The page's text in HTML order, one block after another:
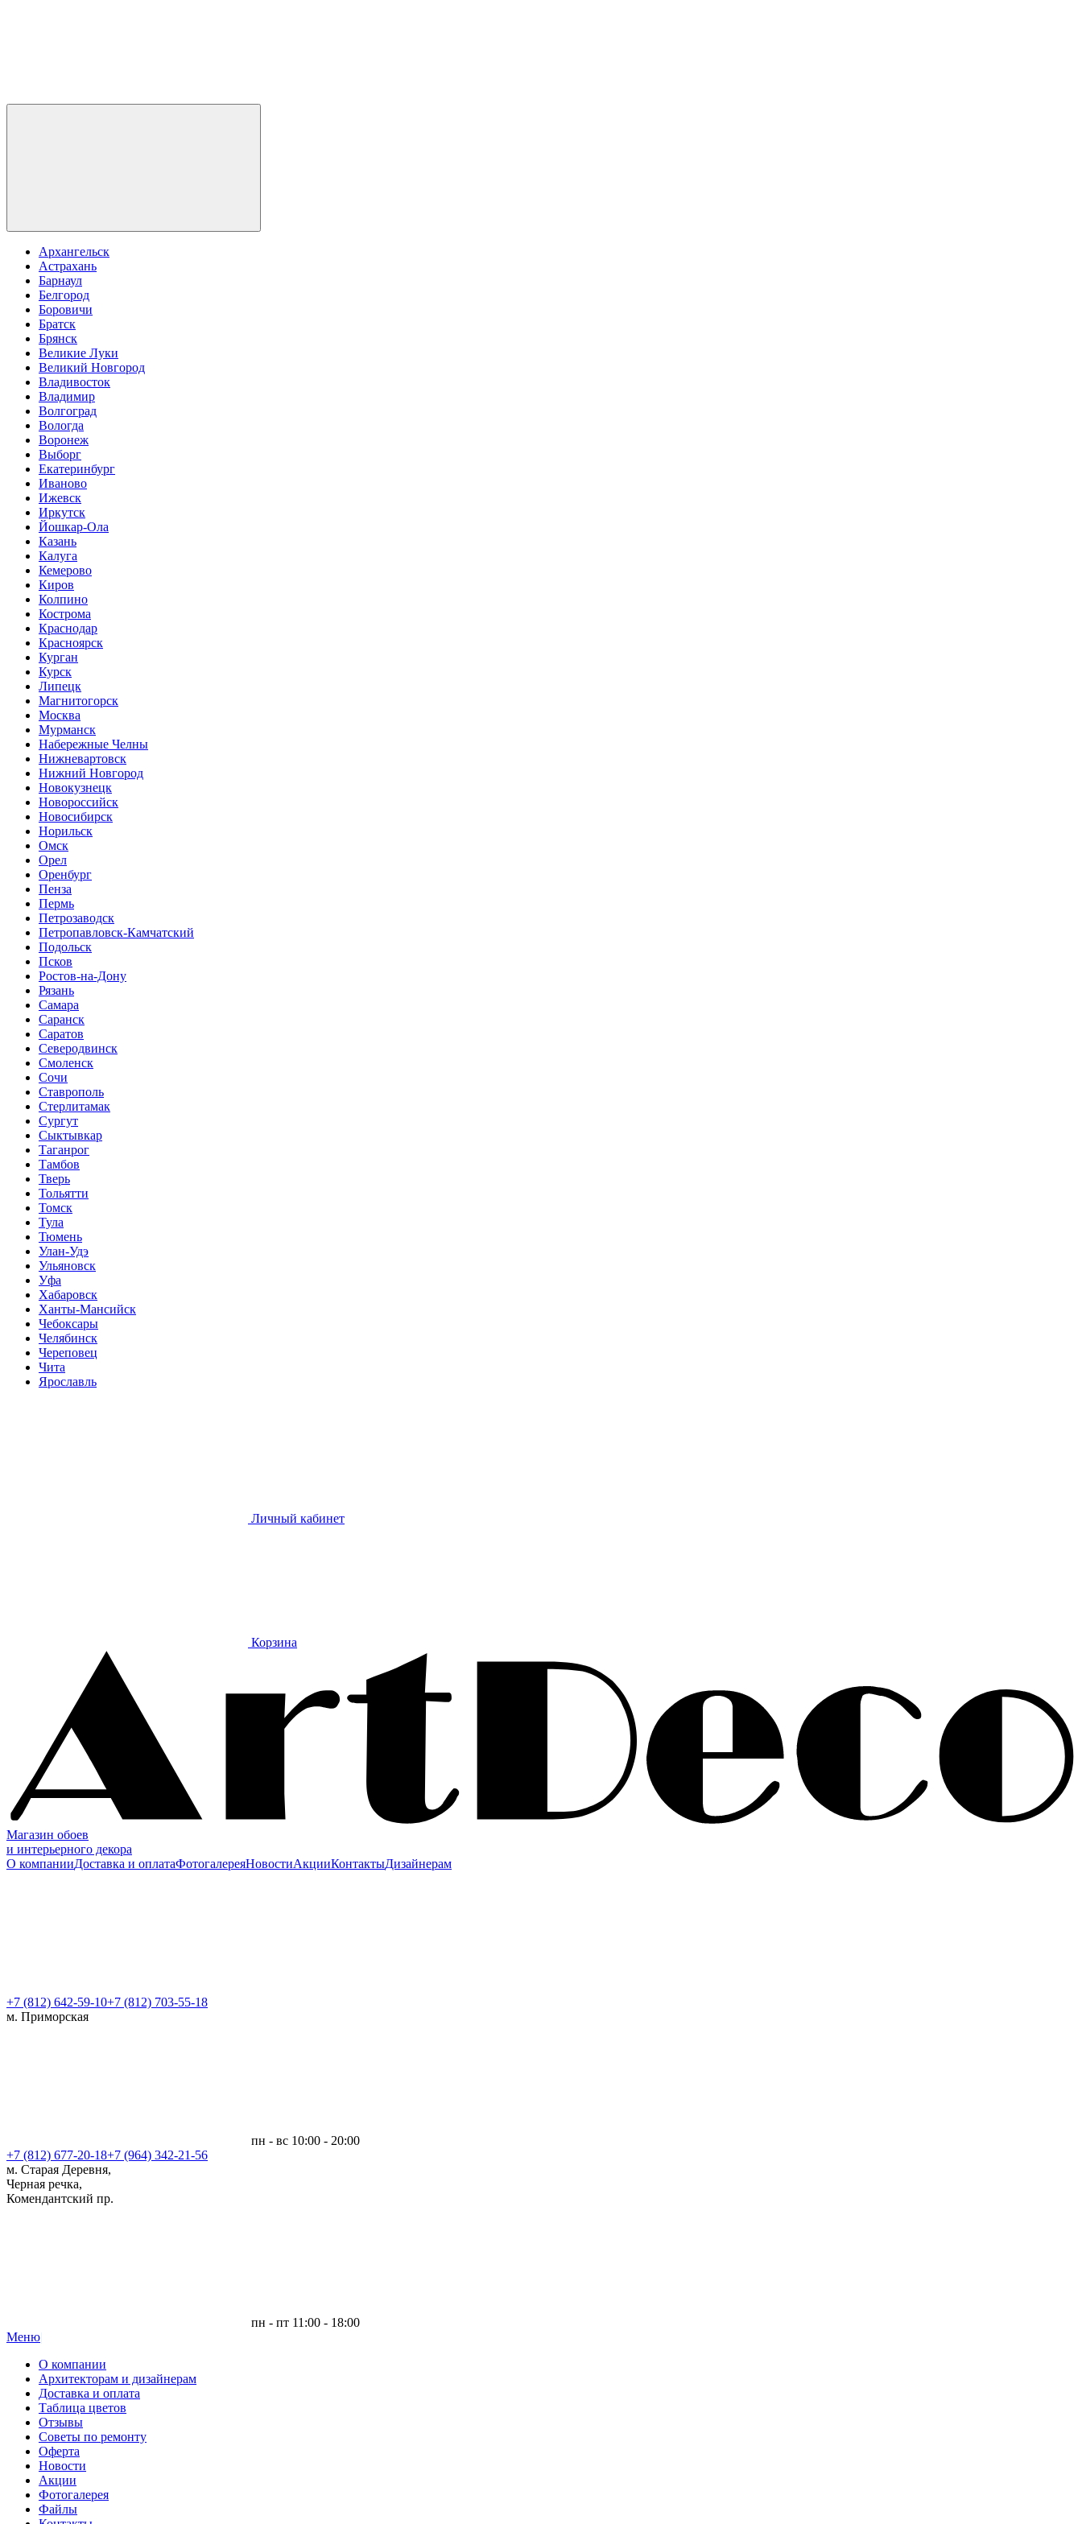
Архангельск
Астрахань
Барнаул
Белгород
Боровичи
Братск
Брянск
Великие Луки
Великий Новгород
Владивосток
Владимир
Волгоград
Вологда
Воронеж
Выборг
Екатеринбург
Иваново
Ижевск
Иркутск
Йошкар-Ола
Казань
Калуга
Кемерово
Киров
Колпино
Кострома
Краснодар
Красноярск
Курган
Курск
Липецк
Магнитогорск
Москва
Мурманск
Набережные Челны
Нижневартовск
Нижний Новгород
Новокузнецк
Новороссийск
Новосибирск
Норильск
Омск
Орел
Оренбург
Пенза
Пермь
Петрозаводск
Петропавловск-Камчатский
Подольск
Псков
Ростов-на-Дону
Рязань
Самара
Саранск
Саратов
Северодвинск
Смоленск
Сочи
Ставрополь
Стерлитамак
Сургут
Сыктывкар
Таганрог
Тамбов
Тверь
Тольятти
Томск
Тула
Тюмень
Улан-Удэ
Ульяновск
Уфа
Хабаровск
Ханты-Мансийск
Чебоксары
Челябинск
Череповец
Чита
Ярославль
Личный кабинет
Корзина
Магазин обоев
и интерьерного декора
О компанииДоставка и оплатаФотогалереяНовостиАкцииКонтактыДизайнерам
+7 (812) 642-59-10+7 (812) 703-55-18
м. Приморская
пн - вс 10:00 - 20:00
+7 (812) 677-20-18+7 (964) 342-21-56
м. Старая Деревня,
Черная речка,
Комендантский пр.
пн - пт 11:00 - 18:00
Меню|
О компании
Архитекторам и дизайнерам
Доставка и оплата
Таблица цветов
Отзывы
Советы по ремонту
Оферта
Новости
Акции
Фотогалерея
Файлы